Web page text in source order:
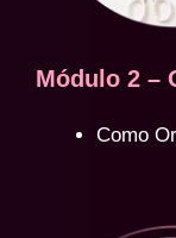
Módulo 2 –
Como